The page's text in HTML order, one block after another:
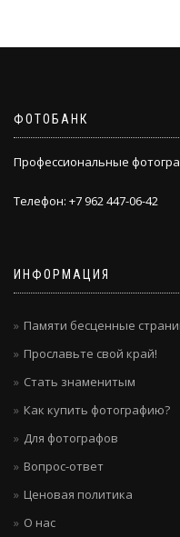
ФОТОБАНК
Профессиональные
Телефон: +7 962 447-06-42
ИНФОРМАЦИЯ
Памяти бесценные
Прославьте свой край!
Стать знаменитым
Как купить фотографию?
Для фотографов
Вопрос-ответ
Ценовая политика
О нас